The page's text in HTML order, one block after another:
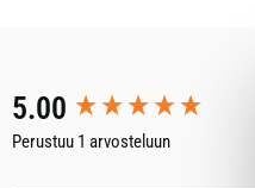
5.00
Perustuu 1 arvosteluun
New content loaded